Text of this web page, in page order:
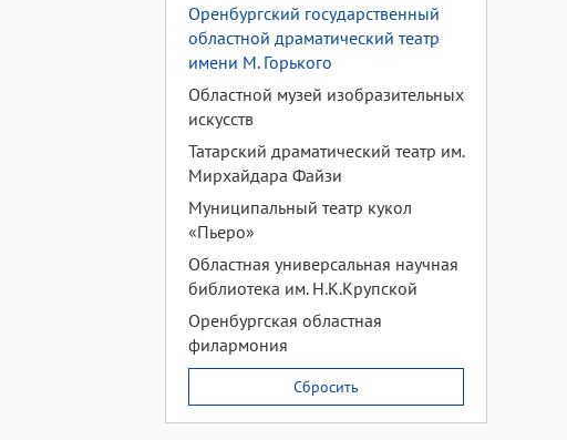
Оренбургский государственный
областной драматический театр
имени М. Горького
Областной музей изобразительных
искусств
Татарский драматический театр им.
Мирхайдара Файзи
Муниципальный театр кукол
«Пьеро»
Областная универсальная научная
библиотека им. Н.К.Крупской
Оренбургская областная
филармония
Сбросить